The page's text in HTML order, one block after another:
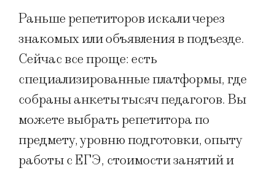
Раньше репетиторов искали через
знакомых или объявления в подъезде.
Сейчас все проще: есть
специализированные платформы, где
собраны анкеты тысяч педагогов. Вы
можете выбрать репетитора по
предмету, уровню подготовки, опыту
работы с ЕГЭ, стоимости занятий и